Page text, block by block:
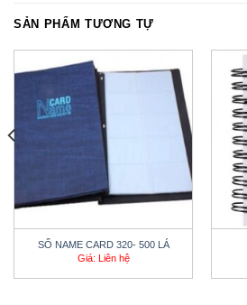
SẢN PHẨM TƯƠNG TỰ
SỔ NAME CARD 320- 500 LÁ
Giá: Liên hệ